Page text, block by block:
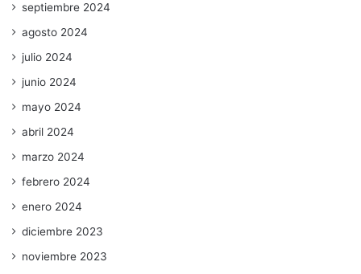
septiembre 2024
agosto 2024
julio 2024
junio 2024
mayo 2024
abril 2024
marzo 2024
febrero 2024
enero 2024
diciembre 2023
noviembre 2023